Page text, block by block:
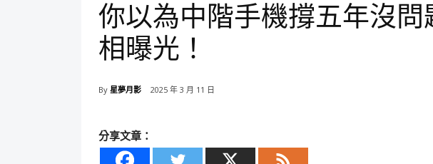
你以為中階手機撐五年沒問
相曝光！
By 星夢月影 2025 年 3 月 11 日
分享文章：